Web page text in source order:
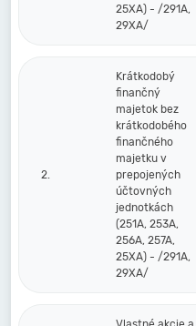
25XA) - /291A,
29XA/
2.
Krátkodobý
finančný
majetok bez
krátkodobého
finančného
majetku v
prepojených
účtovných
jednotkách
(251A, 253A,
256A, 257A,
25XA) - /291A,
29XA/